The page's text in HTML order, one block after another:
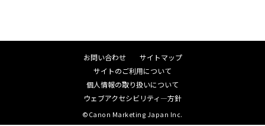
お問い合わせ
サイトマップ
サイトのご利用について
個人情報の取り扱いについて
ウェブアクセシビリティ―方針
©Canon Marketing Japan Inc.